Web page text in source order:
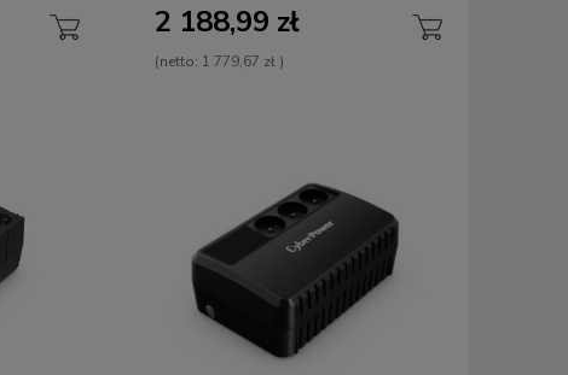
2 188,99 zł
(netto: 1 779,67 zł )